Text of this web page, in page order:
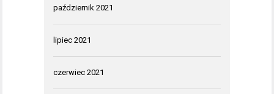
październik 2021
lipiec 2021
czerwiec 2021